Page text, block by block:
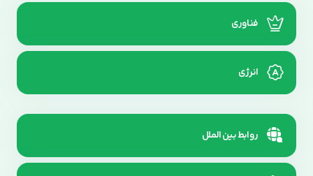
فناوری
انرژی
روابط بین الملل